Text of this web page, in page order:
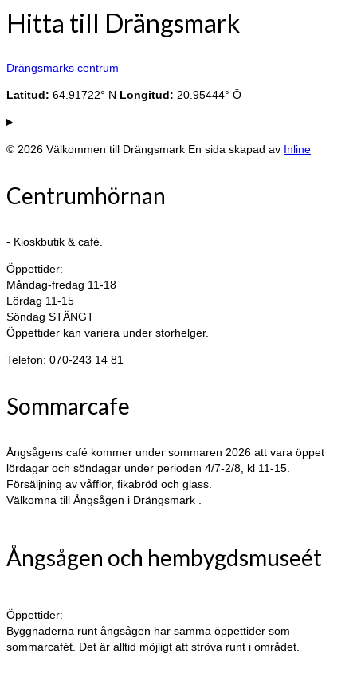
Hitta till Drängsmark
Drängsmarks centrum
Latitud: 64.91722° N Longitud: 20.95444° Ö
© 2026 Välkommen till Drängsmark En sida skapad av Inline
Centrumhörnan
- Kioskbutik & café.
Öppettider:
Måndag-fredag 11-18
Lördag 11-15
Söndag STÄNGT
Öppettider kan variera under storhelger.
Telefon: 070-243 14 81
Sommarcafe
Ångsågens café kommer under sommaren 2026 att vara öppet
lördagar och söndagar under perioden 4/7-2/8, kl 11-15.
Försäljning av våfflor, fikabröd och glass.
Välkomna till Ångsågen i Drängsmark .
Ångsågen och hembygdsmuseét
Öppettider:
Byggnaderna runt ångsågen har samma öppettider som
sommarcafét. Det är alltid möjligt att ströva runt i området.